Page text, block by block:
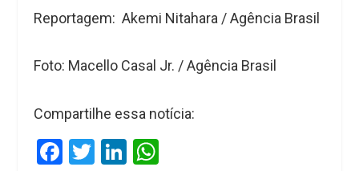
Reportagem:Akemi Nitahara / Agência Brasil
Foto: Macello Casal Jr. / Agência Brasil
Compartilhe essa notícia:
F
T
Li